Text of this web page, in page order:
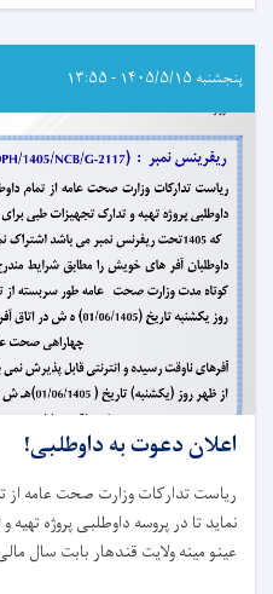
به
داوطلبی! پنجشنبه ۱۴۰۵/۵/۱۵ - ۱۳:۵۵
اعلان دعوت به داوطلبی!
ریاست تدارکات وزارت صحت عامه از
نماید تا در پروسه داوطلبی پروژه
عینو مینه ولایت قندهار بابت سال مالی که